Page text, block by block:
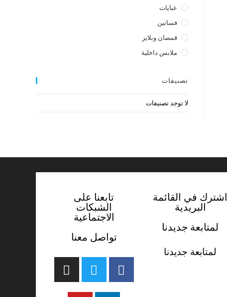
عبايات
فساتين
قمصان وبلايز
ملابس داخلية
تصنيفات
لا توجد تصنيفات
اشترك في القائمة
البريدية
لمتابعة جديدنا
لمتابعة جديدنا
تابعنا على
الشبكات
الاجتماعية
تواصل معنا